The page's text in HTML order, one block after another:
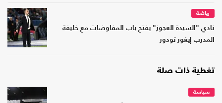
رياضة
نادي "السيدة العجوز" يفتح باب المفاوضات مع خليفة
المدرب إيغور تودور
تغطية ذات صلة
سياسة